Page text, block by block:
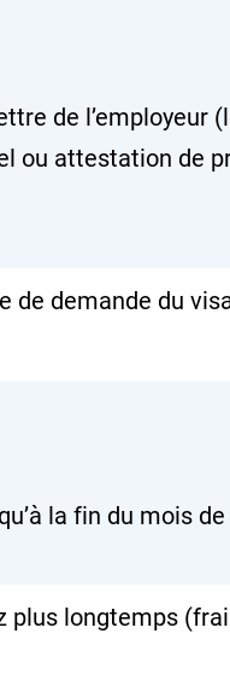
de l’employeur
ou attestation de
de demande du
la fin du mois
plus longtemps